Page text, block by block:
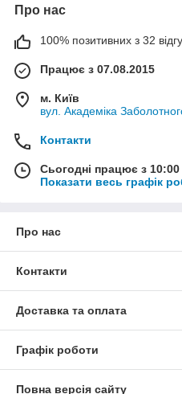
Про нас
100% позитивних з 32
Працює з 07.08.2015
м. Київ
вул. Академіка
Контакти
Сьогодні працює з
Показати весь графік
Про нас
Контакти
Доставка та оплата
Графік роботи
Повна версія сайту